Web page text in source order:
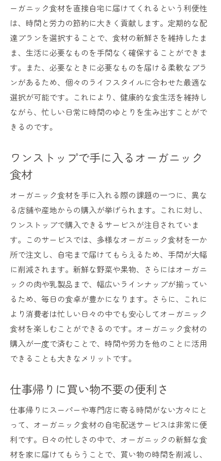
ーガニック食材を直接自宅に届けてくれるという利便性
は、時間と労力の節約に大きく貢献します。定期的な配
達プランを選択することで、食材の新鮮さを維持したま
ま、生活に必要なものを手間なく確保することができま
す。また、必要なときに必要なものを届ける柔軟なプラ
ンがあるため、個々のライフスタイルに合わせた最適な
選択が可能です。これにより、健康的な食生活を維持し
ながら、忙しい日常に時間のゆとりを生み出すことがで
きるのです。
ワンストップで手に入るオーガニック
食材
オーガニック食材を手に入れる際の課題の一つに、異な
る店舗や産地からの購入が挙げられます。これに対し、
ワンストップで購入できるサービスが注目されていま
す。このサービスでは、多様なオーガニック食材を一か
所で注文し、自宅まで届けてもらえるため、手間が大幅
に削減されます。新鮮な野菜や果物、さらにはオーガニ
ックの肉や乳製品まで、幅広いラインナップが揃ってい
るため、毎日の食卓が豊かになります。さらに、これに
より消費者は忙しい日々の中でも安心してオーガニック
食材を楽しむことができるのです。オーガニック食材の
購入が一度で済むことで、時間や労力を他のことに活用
できることも大きなメリットです。
仕事帰りに買い物不要の便利さ
仕事帰りにスーパーや専門店に寄る時間がない方々にと
って、オーガニック食材の自宅配送サービスは非常に便
利です。日々の忙しさの中で、オーガニックの新鮮な食
材を家に届けてもらうことで、買い物の時間を削減し、